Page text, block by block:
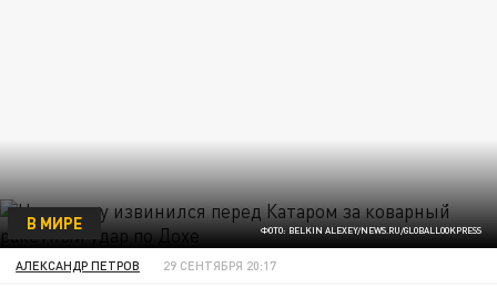
ФОТО: BELKIN ALEXEY/NEWS.RU/GLOBALLOOKPRESS
В МИРЕ
АЛЕКСАНДР ПЕТРОВ 29 СЕНТЯБРЯ 20:17